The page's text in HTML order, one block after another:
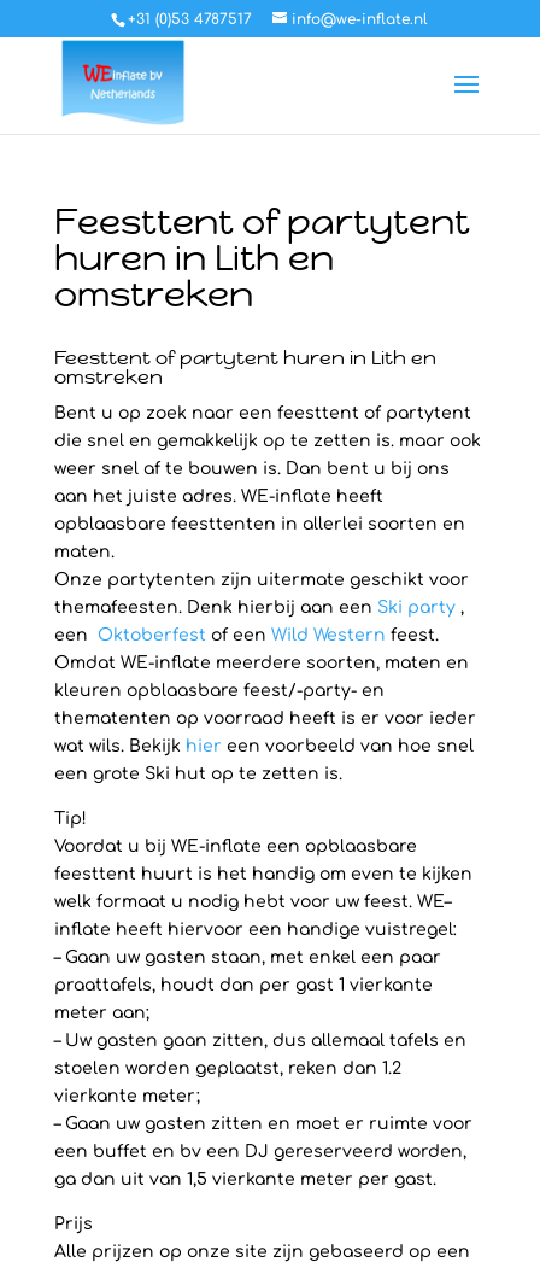
+31 (0)53 4787517 info@we-inflate.nl
Feesttent of partytent
huren in Lith en
omstreken
Feesttent of partytent huren in Lith en
omstreken
Bent u op zoek naar een feesttent of partytent
die snel en gemakkelijk op te zetten is. maar ook
weer snel af te bouwen is. Dan bent u bij ons
aan het juiste adres. WE-inflate heeft
opblaasbare feesttenten in allerlei soorten en
maten.
Onze partytenten zijn uitermate geschikt voor
themafeesten. Denk hierbij aan een Ski party,
een Oktoberfest of een Wild Western feest.
Omdat WE-inflate meerdere soorten, maten en
kleuren opblaasbare feest/-party- en
thematenten op voorraad heeft is er voor ieder
wat wils. Bekijk hier een voorbeeld van hoe snel
een grote Ski hut op te zetten is.
Tip!
Voordat u bij WE-inflate een opblaasbare
feesttent huurt is het handig om even te kijken
welk formaat u nodig hebt voor uw feest. WE–
inflate heeft hiervoor een handige vuistregel:
– Gaan uw gasten staan, met enkel een paar
praattafels, houdt dan per gast 1 vierkante
meter aan;
– Uw gasten gaan zitten, dus allemaal tafels en
stoelen worden geplaatst, reken dan 1.2
vierkante meter;
– Gaan uw gasten zitten en moet er ruimte voor
een buffet en bv een DJ gereserveerd worden,
ga dan uit van 1,5 vierkante meter per gast.
Prijs
Alle prijzen op onze site zijn gebaseerd op een